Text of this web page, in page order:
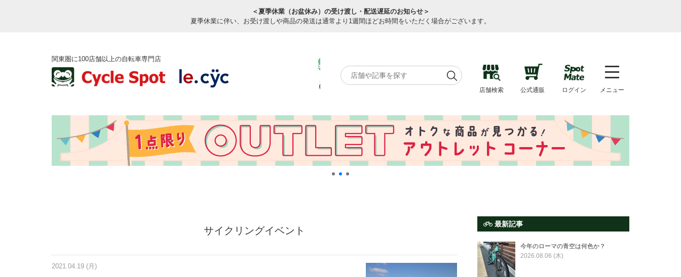
＜夏季休業（お盆休み）の受け渡し・配送遅延のお知らせ＞
夏季休業に伴い、お受け渡しや商品の発送は通常より1週間ほどお時間をいただく場合がございます。
関東圏に100店舗以上の自転車専門店
店舗検索 公式通販 ログイン メニュー
サイクリングイベント
2021.04.19 (月)
最新記事
今年のローマの青空は何色か？
2026.08.06 (木)